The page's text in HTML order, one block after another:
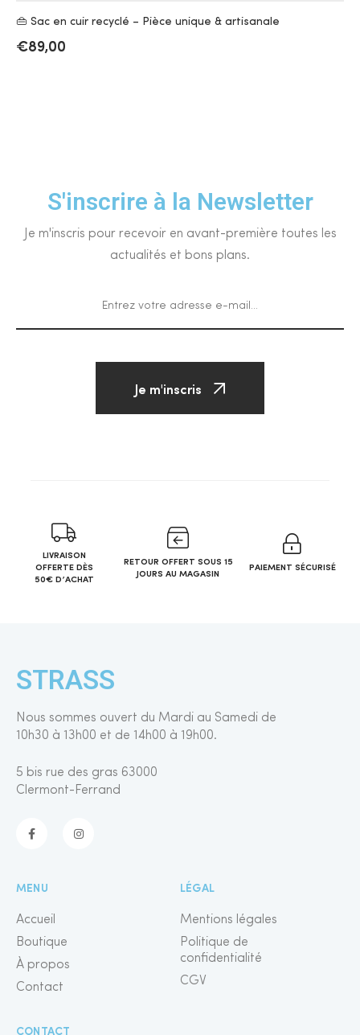
👜 Sac en cuir recyclé – Pièce unique & artisanale
€89,00
S'inscrire à la Newsletter
Je m'inscris pour recevoir en avant-première toutes les
actualités et bons plans.
Je m'inscris
LIVRAISON
OFFERTE DÈS
50€ D’ACHAT
RETOUR OFFERT SOUS 15
JOURS AU MAGASIN
PAIEMENT SÉCURISÉ
STRASS
Nous sommes ouvert du Mardi au Samedi de
10h30 à 13h00 et de 14h00 à 19h00.
5 bis rue des gras 63000
Clermont-Ferrand
MENU
Accueil
Boutique
À propos
Contact
LÉGAL
Mentions légales
Politique de
confidentialité
CGV
CONTACT